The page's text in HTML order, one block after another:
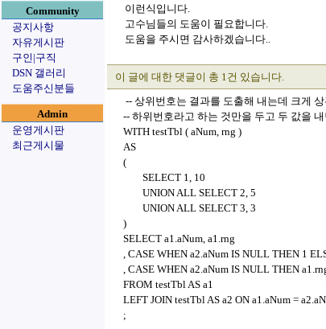
Community
공지사항
자유게시판
구인|구직
DSN 갤러리
도움주신분들
Admin
운영게시판
최근게시물
이런식입니다.
고수님들의 도움이 필요합니다.
도움을 주시면 감사하겠습니다..
이 글에 대한 댓글이 총 1건 있습니다.
-- 상위번호는 결과를 도출해 내는데 크게
-- 하위번호라고 하는 것만을 두고 두 값을
WITH testTbl ( aNum, rng )
AS
(
SELECT 1, 10
UNION ALL SELECT 2, 5
UNION ALL SELECT 3, 3
)
SELECT a1.aNum, a1.rng
, CASE WHEN a2.aNum IS NULL THEN 1
, CASE WHEN a2.aNum IS NULL THEN
FROM testTbl AS a1
LEFT JOIN testTbl AS a2 ON a1.aNum =
;